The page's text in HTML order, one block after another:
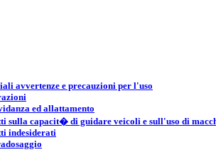
avvertenze e precauzioni per l'uso
ed allattamento
sulla capacit� di guidare veicoli e sull'uso di
indesiderati